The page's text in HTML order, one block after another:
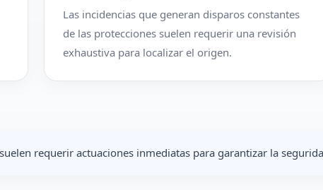
Las incidencias que generan disparos constantes
de las protecciones suelen requerir una revisión
exhaustiva para localizar el origen.
requerir actuaciones inmediatas para garantizar la